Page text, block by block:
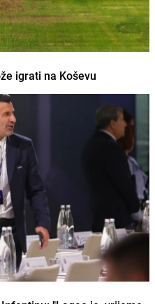
igrati na Koševu